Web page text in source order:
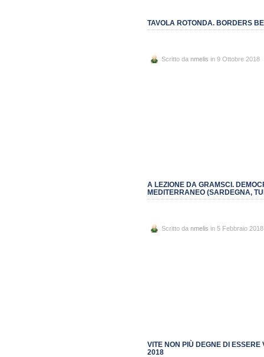
TAVOLA ROTONDA. BORDERS
Scritto da nmelis in 9 Ottobre 2018
A LEZIONE DA GRAMSCI.
MEDITERRANEO (SARDEGNA,
Scritto da nmelis in 5 Febbraio 2018
VITE NON PIÙ DEGNE DI
2018